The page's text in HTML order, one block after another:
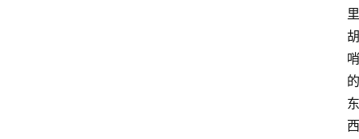
里
胡
哨
的
东
西